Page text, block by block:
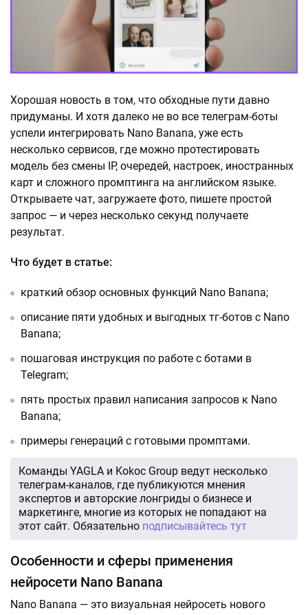
Хорошая новость в том, что обходные пути давно
придуманы. И хотя далеко не во все телеграм-боты
успели интегрировать Nano Banana, уже есть
несколько сервисов, где можно протестировать
модель без смены IP, очередей, настроек, иностранных
карт и сложного промптинга на английском языке.
Открываете чат, загружаете фото, пишете простой
запрос — и через несколько секунд получаете
результат.
Что будет в статье:
краткий обзор основных функций Nano Banana;
описание пяти удобных и выгодных тг-ботов с Nano
Banana;
пошаговая инструкция по работе с ботами в
Telegram;
пять простых правил написания запросов к Nano
Banana;
примеры генераций с готовыми промптами.
Команды YAGLA и Kokoc Group ведут несколько
телеграм-каналов, где публикуются мнения
экспертов и авторские лонгриды о бизнесе и
маркетинге, многие из которых не попадают на
этот сайт. Обязательно подписывайтесь тут
Особенности и сферы применения
нейросети Nano Banana
Nano Banana — это визуальная нейросеть нового